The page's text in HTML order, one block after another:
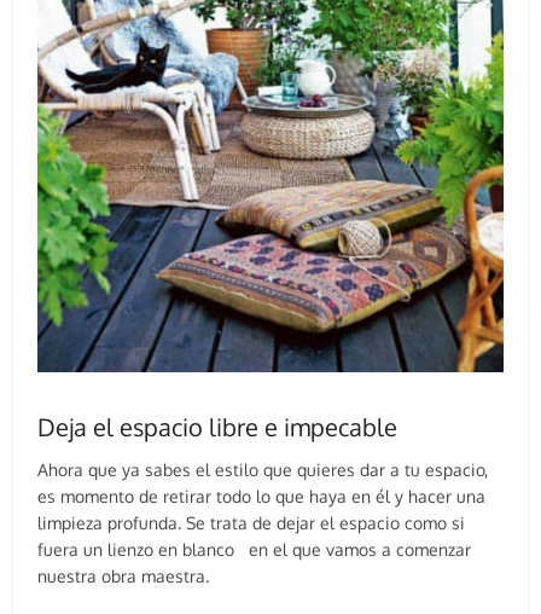
Deja el espacio libre e impecable
Ahora que ya sabes el estilo que quieres dar a tu espacio,
es momento de retirar todo lo que haya en él y hacer una
limpieza profunda. Se trata de dejar el espacio como si
fuera un lienzo en blanco en el que vamos a comenzar
nuestra obra maestra.